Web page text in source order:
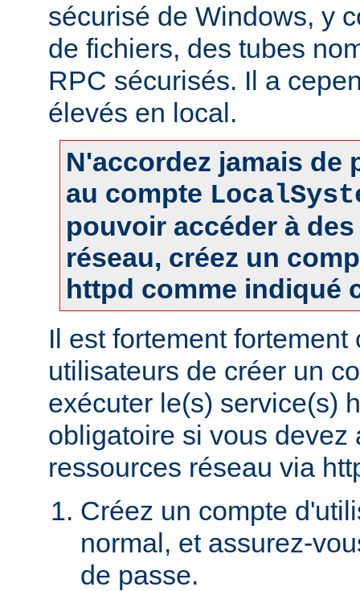
sécurisé de Windows, y
de fichiers, des tubes
RPC sécurisés. Il a
élevés en local.
N'accordez jamais de
au compte
pouvoir accéder à
réseau, créez un
httpd comme indiqué
Il est fortement
utilisateurs de créer un
exécuter le(s) service(s)
obligatoire si vous devez
ressources réseau via
Créez un compte
normal, et assurez-
de passe.